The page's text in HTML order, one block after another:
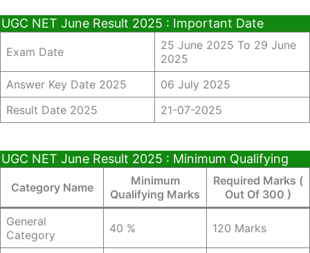
UGC NET June Result 2025 : Important Date
Exam Date
25 June 2025 To 29 June
2025
Answer Key Date 2025
06 July 2025
Result Date 2025
21-07-2025
UGC NET June Result 2025 : Minimum Qualifying
Category Name
Minimum
Qualifying Marks
Required Marks (
Out Of 300 )
General
Category
40 % 120 Marks